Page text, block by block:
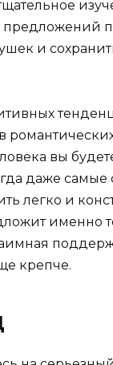
и
вы
даже
легко и
именно
крепче.